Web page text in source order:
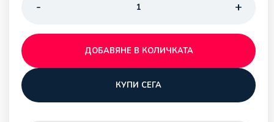
ДОБАВЯНЕ В КОЛИЧКАТА
КУПИ СЕГА